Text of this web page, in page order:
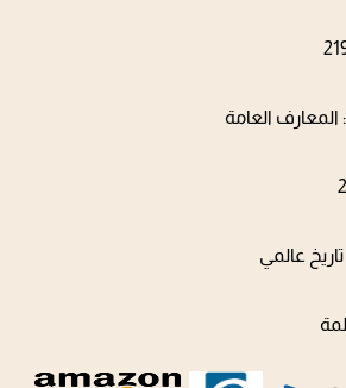
: المعارف العامة
تاريخ عالمي